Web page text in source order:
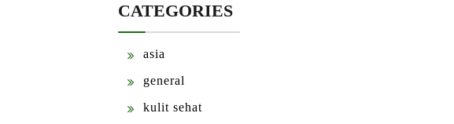
CATEGORIES
asia
general
kulit sehat